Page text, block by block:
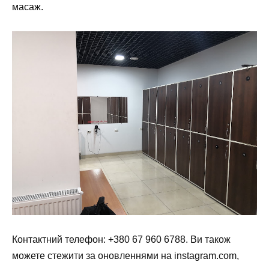
масаж.
Контактний телефон: +380 67 960 6788. Ви також
можете стежити за оновленнями на instagram.com,